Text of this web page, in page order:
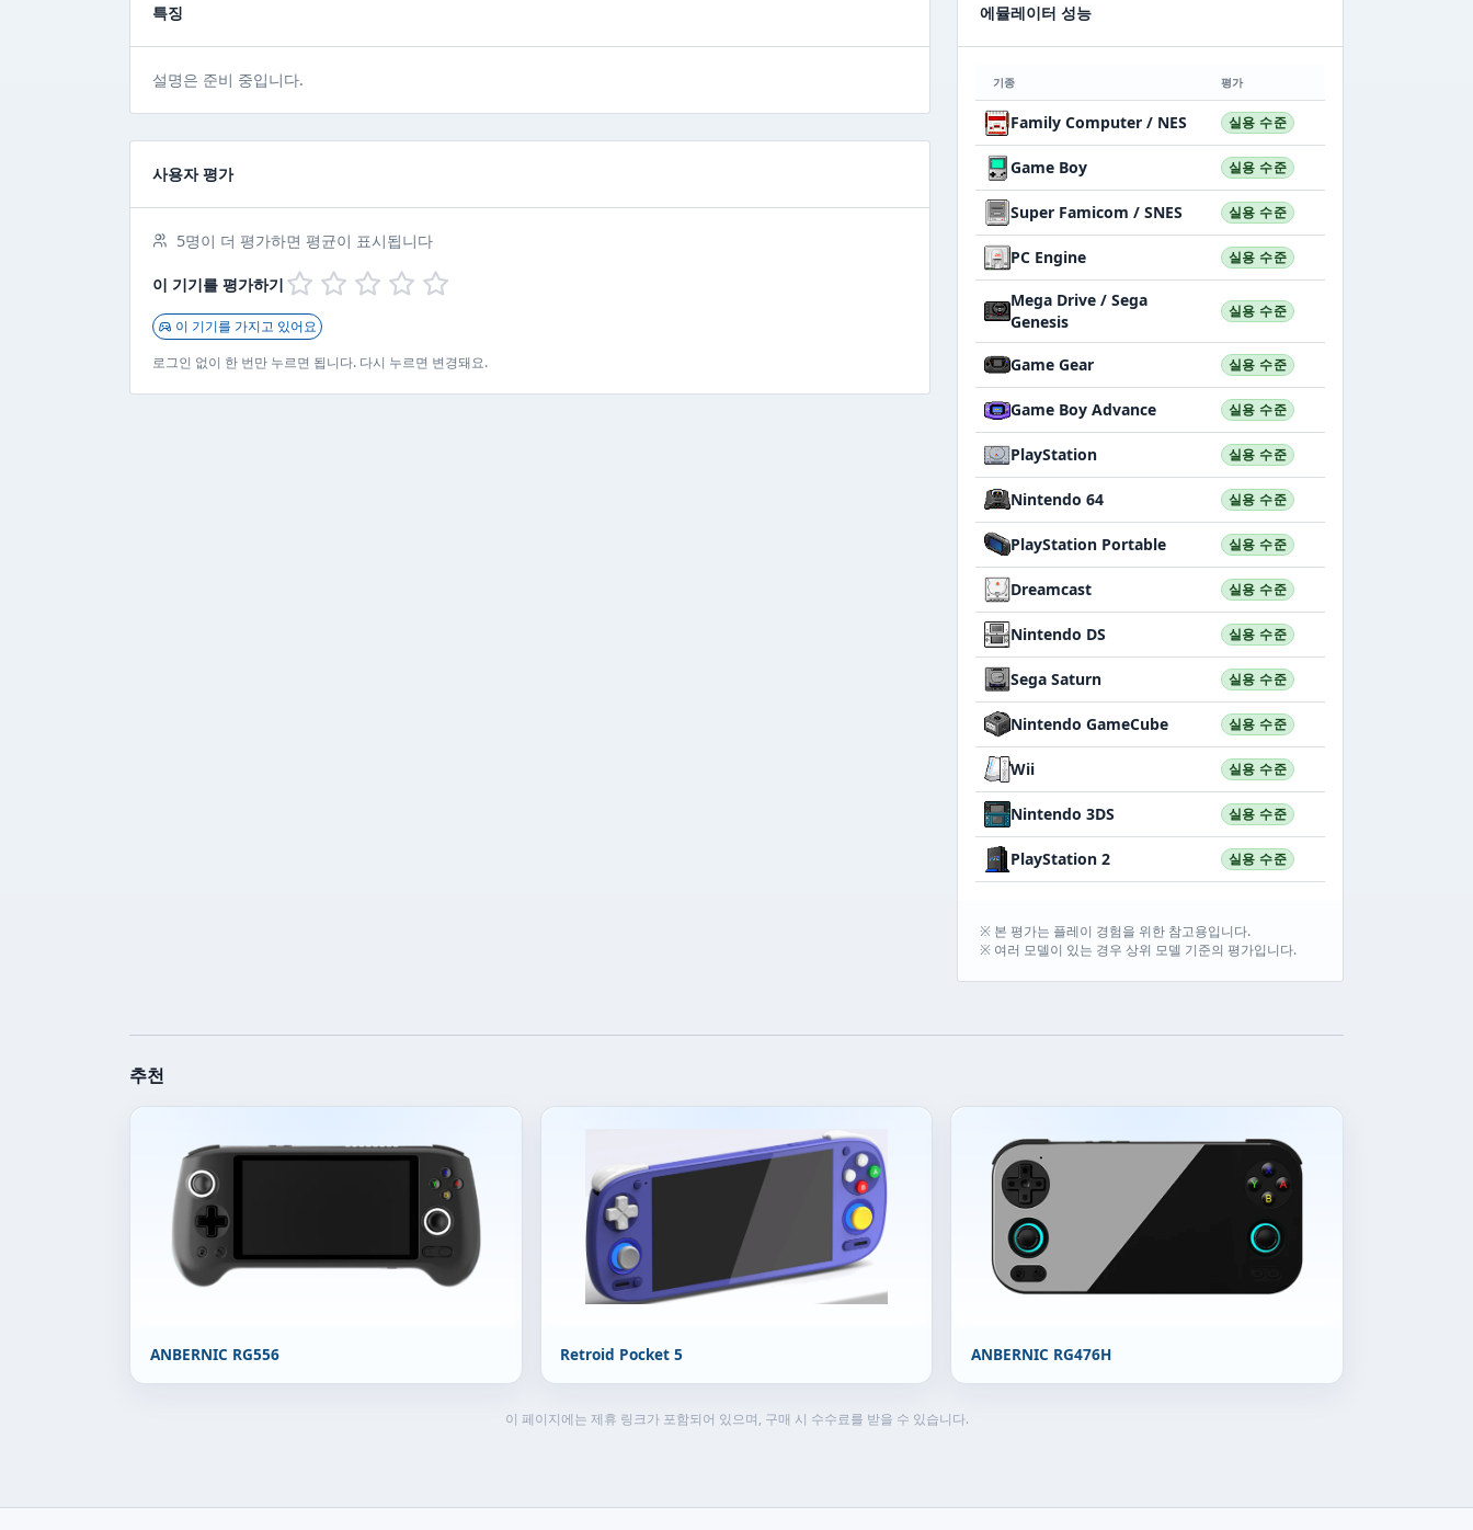
특징
설명은 준비 중입니다.
사용자 평가
5명이 더 평가하면 평균이 표시됩니다
이 기기를 평가하기
이 기기를 가지고 있어요
로그인 없이 한 번만 누르면 됩니다. 다시 누르면 변경돼요.
에뮬레이터 성능
기종 평가
Family Computer / NES 실용 수준
Game Boy 실용 수준
Super Famicom / SNES 실용 수준
PC Engine 실용 수준
Mega Drive / Sega
Genesis
실용 수준
Game Gear 실용 수준
Game Boy Advance 실용 수준
PlayStation 실용 수준
Nintendo 64 실용 수준
PlayStation Portable 실용 수준
Dreamcast 실용 수준
Nintendo DS 실용 수준
Sega Saturn 실용 수준
Nintendo GameCube 실용 수준
Wii 실용 수준
Nintendo 3DS 실용 수준
PlayStation 2 실용 수준
※ 본 평가는 플레이 경험을 위한 참고용입니다.
※ 여러 모델이 있는 경우 상위 모델 기준의 평가입니다.
추천
ANBERNIC RG556 Retroid Pocket 5 ANBERNIC RG476H
이 페이지에는 제휴 링크가 포함되어 있으며, 구매 시 수수료를 받을 수 있습니다.